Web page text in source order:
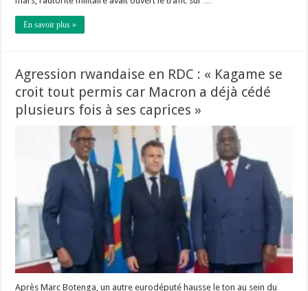
En savoir plus »
Agression rwandaise en RDC : « Kagame se
croit tout permis car Macron a déjà cédé
plusieurs fois à ses caprices »
Après Marc Botenga, un autre eurodéputé hausse le ton au sein du